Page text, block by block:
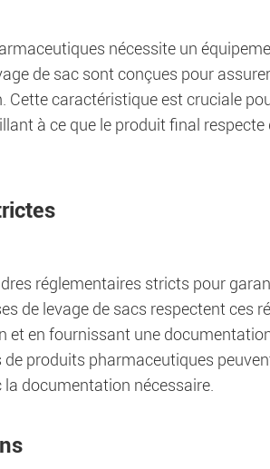
nécessite un
de sac sont conçues pour
caractéristique est cruciale
à ce que le produit final
réglementaires stricts pour
de levage de sacs respectent ces
et en fournissant une
produits pharmaceutiques
documentation nécessaire.